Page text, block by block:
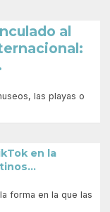
al
las playas o
en la
forma en la que las